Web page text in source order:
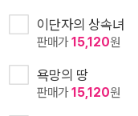
이단자의 상속녀
판매가15,120원
욕망의 땅
판매가15,120원